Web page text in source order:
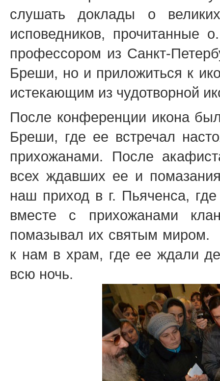
слушать доклады о
исповедников,
профессором из Санкт-
Бреши, но и приложиться к
истекающим из чудотворной
После конференции икона
Бреши, где ее встречал
прихожанами. После
всех ждавших ее и
наш приход в г. Пьяченса,
вместе с прихожанами
помазывал их святым миром.
к нам в храм, где ее ждали
всю ночь.